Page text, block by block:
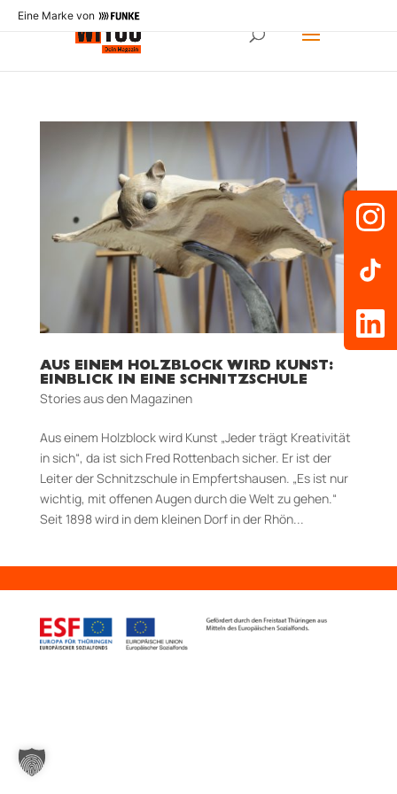
Eine Marke von
AUS EINEM HOLZBLOCK WIRD KUNST:
EINBLICK IN EINE SCHNITZSCHULE
Stories aus den Magazinen
Aus einem Holzblock wird Kunst „Jeder trägt Kreativität
in sich“, da ist sich Fred Rottenbach sicher. Er ist der
Leiter der Schnitzschule in Empfertshausen. „Es ist nur
wichtig, mit offenen Augen durch die Welt zu gehen.“
Seit 1898 wird in dem kleinen Dorf in der Rhön...